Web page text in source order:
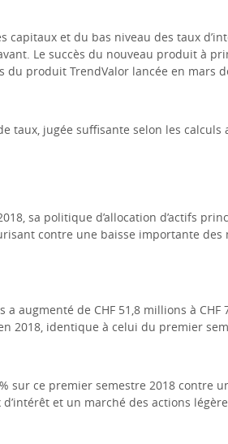
et du bas niveau des taux
Le succès du nouveau produit à
produit TrendValor lancée en mars
taux, jugée suffisante selon les calculs
sa politique d’allocation d’actifs
contre une baisse importante
augmenté de CHF 51,8 millions à
2018, identique à celui du premier
sur ce premier semestre 2018 contre
et un marché des actions